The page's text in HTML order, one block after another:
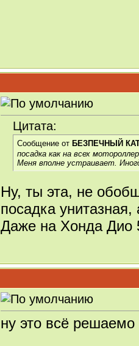
Цитата:
Сообщение от БЕЗПЕЧНЫЙ
посадка как на всех
Меня вполне устраивает.
Ну, ты эта, не
посадка
Даже на Хонда Дио
ну это всё решаемо